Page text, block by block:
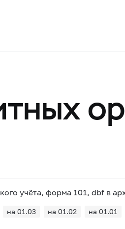
учёта, форма 101, dbf в
на 01.03 на 01.02 на 01.01